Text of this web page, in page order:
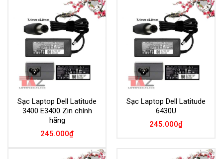
Add to
Wishlist
Sạc Laptop Dell Latitude
3400 E3400 Zin chính
hãng
245.000₫
Add to
Wishlist
Sạc Laptop Dell Latitude
6430U
245.000₫